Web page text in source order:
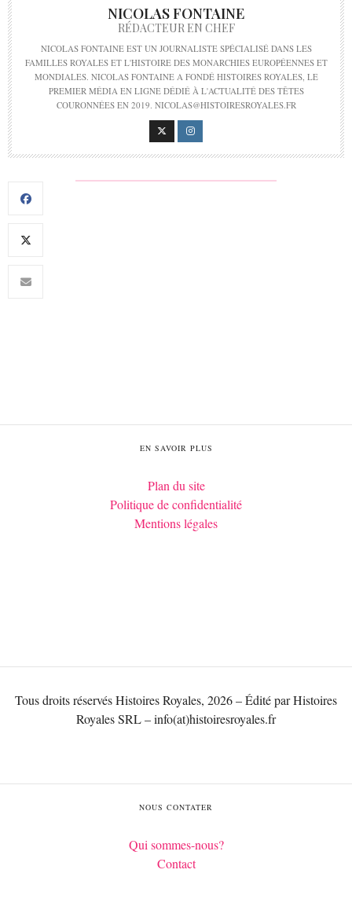
NICOLAS FONTAINE
RÉDACTEUR EN CHEF
NICOLAS FONTAINE EST UN JOURNALISTE SPÉCIALISÉ DANS LES
FAMILLES ROYALES ET L'HISTOIRE DES MONARCHIES EUROPÉENNES ET
MONDIALES. NICOLAS FONTAINE A FONDÉ HISTOIRES ROYALES, LE
PREMIER MÉDIA EN LIGNE DÉDIÉ À L'ACTUALITÉ DES TÊTES
COURONNÉES EN 2019. NICOLAS@HISTOIRESROYALES.FR
EN SAVOIR PLUS
Plan du site
Politique de confidentialité
Mentions légales
Tous droits réservés Histoires Royales, 2026 – Édité par Histoires
Royales SRL – info(at)histoiresroyales.fr
NOUS CONTATER
Qui sommes-nous?
Contact